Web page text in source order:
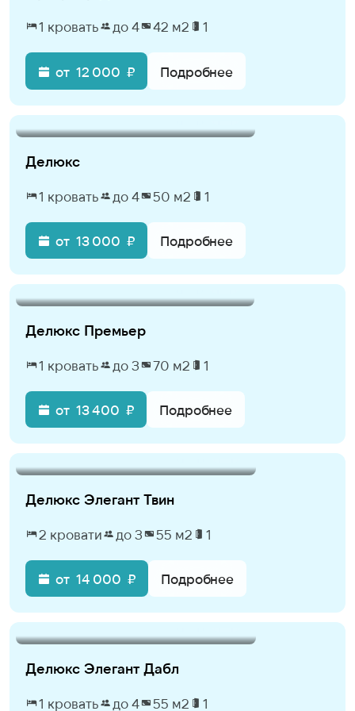
1 кровать до 4 42 м2 1
от 12 000 ₽ Подробнее
Делюкс
1 кровать до 4 50 м2 1
от 13 000 ₽ Подробнее
Делюкс Премьер
1 кровать до 3 70 м2 1
от 13 400 ₽ Подробнее
Делюкс Элегант Твин
2 кровати до 3 55 м2 1
от 14 000 ₽ Подробнее
Делюкс Элегант Дабл
1 кровать до 4 55 м2 1